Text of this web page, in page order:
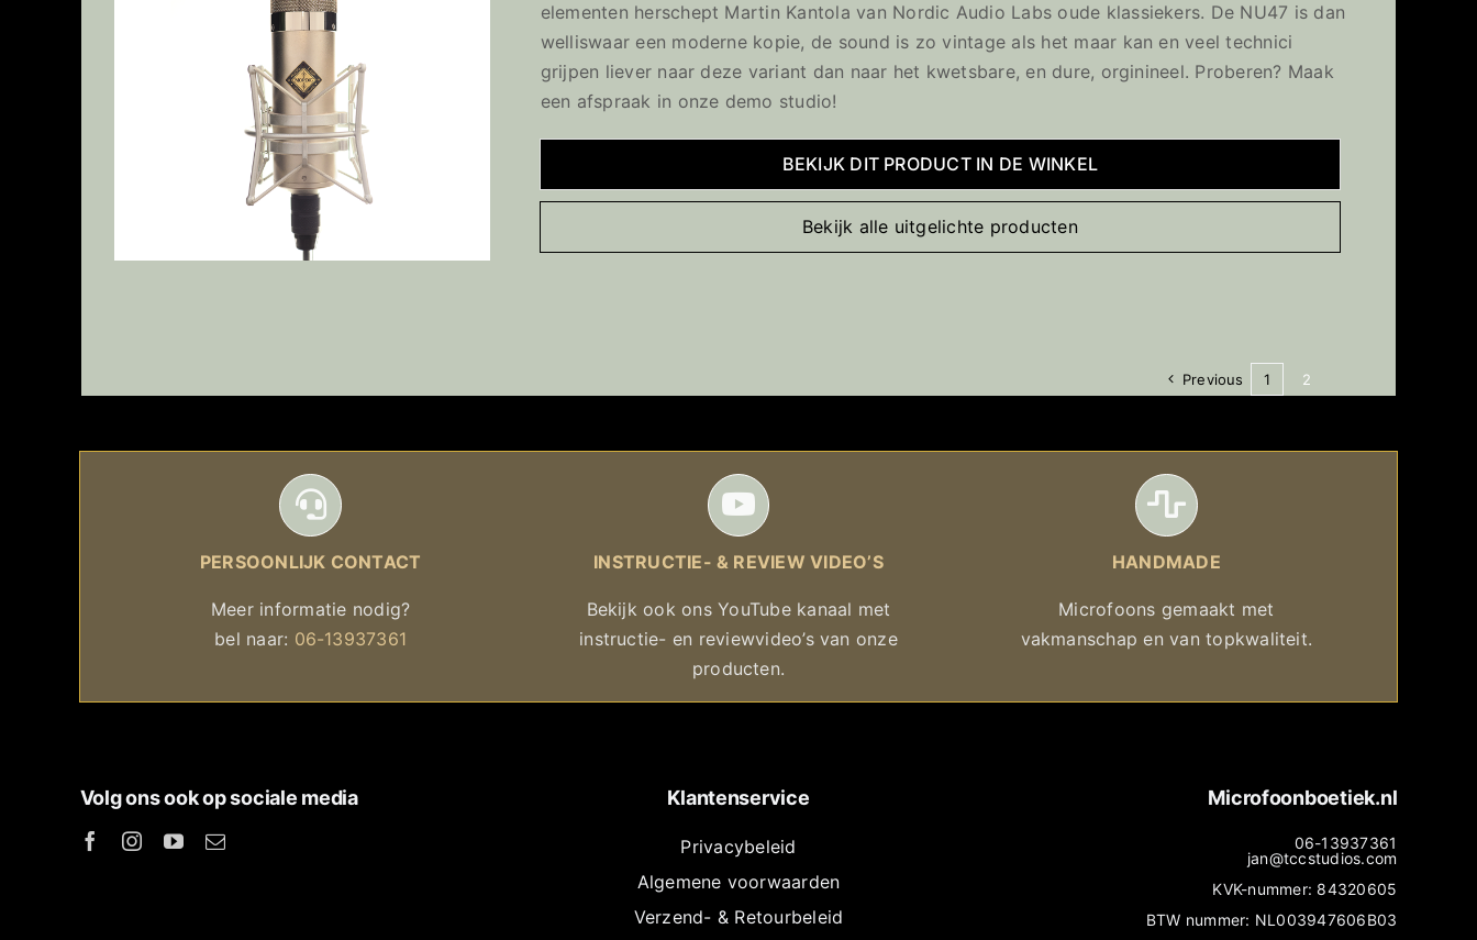
elementen herschept Martin Kantola van Nordic Audio Labs oude klassiekers. De NU47 is dan
welliswaar een moderne kopie, de sound is zo vintage als het maar kan en veel technici
grijpen liever naar deze variant dan naar het kwetsbare, en dure, orginineel. Proberen? Maak
een afspraak in onze demo studio!
BEKIJK DIT PRODUCT IN DE WINKEL
Bekijk alle uitgelichte producten
Previous 1 2
PERSOONLIJK CONTACT
Meer informatie nodig?
bel naar: 06-13937361
INSTRUCTIE- & REVIEW VIDEO’S
Bekijk ook ons YouTube kanaal met
instructie- en reviewvideo’s van onze
producten.
HANDMADE
Microfoons gemaakt met
vakmanschap en van topkwaliteit.
Volg ons ook op sociale media Klantenservice
Privacybeleid
Algemene voorwaarden
Verzend- & Retourbeleid
Microfoonboetiek.nl
06-13937361
jan@tccstudios.com
KVK-nummer: 84320605
BTW nummer: NL003947606B03